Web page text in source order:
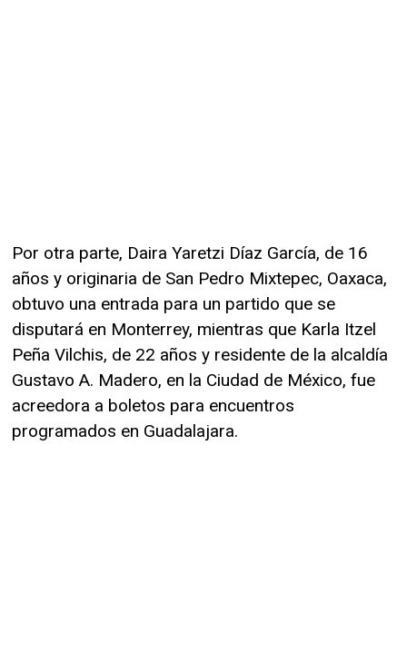
Por otra parte, Daira Yaretzi Díaz García, de 16
años y originaria de San Pedro Mixtepec, Oaxaca,
obtuvo una entrada para un partido que se
disputará en Monterrey, mientras que Karla Itzel
Peña Vilchis, de 22 años y residente de la alcaldía
Gustavo A. Madero, en la Ciudad de México, fue
acreedora a boletos para encuentros
programados en Guadalajara.